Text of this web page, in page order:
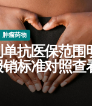
肿瘤药物
抗医保范围
标准对照查